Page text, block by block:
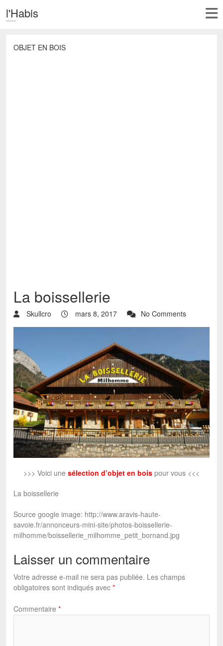
l'Habis
OBJET EN BOIS
La boissellerie
Skullcro mars 8, 2017 No Comments
>>> Voici une sélection d’objet en bois pour vous <<<
La boissellerie
Source google image: http://www.aravis-haute-
savoie.fr/annonceurs-mini-site/photos-boissellerie-
milhomme/boissellerie_milhomme_petit_bornand.jpg
Laisser un commentaire
Votre adresse e-mail ne sera pas publiée. Les champs
obligatoires sont indiqués avec *
Commentaire *